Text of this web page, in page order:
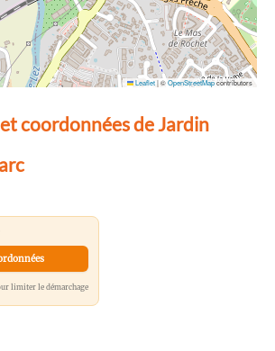
Leaflet|©OpenStreetMapcontributors
coordonnées de Jardin
limiter le démarchage